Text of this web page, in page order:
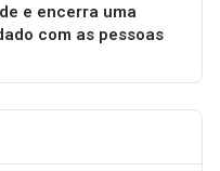
e encerra uma
com as pessoas